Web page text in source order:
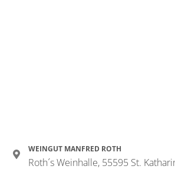
WEINGUT MANFRED ROTH
Roth´s Weinhalle, 55595 St.